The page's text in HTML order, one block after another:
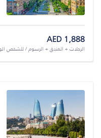
AED 1,888
الرحلات + الفندق + الرسوم / للشخص